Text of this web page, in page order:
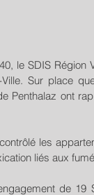
le SDIS Région
Sur place
Penthalaz ont
les
liés aux
de 19